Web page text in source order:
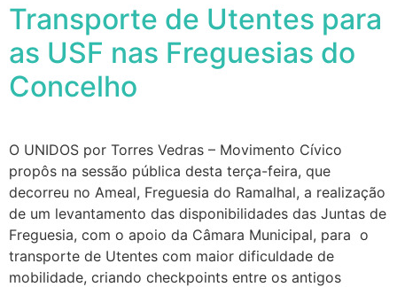
Transporte de Utentes para
as USF nas Freguesias do
Concelho
O UNIDOS por Torres Vedras – Movimento Cívico
propôs na sessão pública desta terça-feira, que
decorreu no Ameal, Freguesia do Ramalhal, a realização
de um levantamento das disponibilidades das Juntas de
Freguesia, com o apoio da Câmara Municipal, para o
transporte de Utentes com maior dificuldade de
mobilidade, criando checkpoints entre os antigos